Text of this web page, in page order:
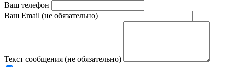
Ваш телефон
Ваш Email (не обязательно)
Текст сообщения (не обязательно)